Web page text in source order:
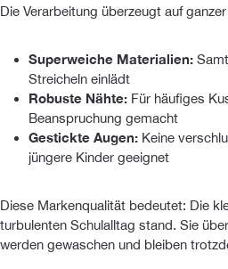
Die Verarbeitung überzeugt auf ganzer
Superweiche Materialien:
Streicheln einlädt
Robuste Nähte: Für häufiges
Beanspruchung gemacht
Gestickte Augen: Keine
jüngere Kinder geeignet
Diese Markenqualität bedeutet: Die
turbulenten Schulalltag stand. Sie
werden gewaschen und bleiben